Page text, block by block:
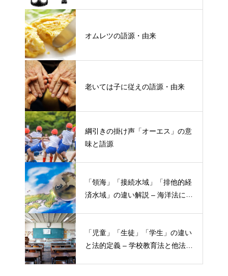
オムレツの語源・由来
老いては子に従えの語源・由来
綱引きの掛け声「オーエス」の意
味と語源
「領海」「接続水域」「排他的経
済水域」の違い解説 – 海洋法にお
「児童」「生徒」「学生」の違い
と法的定義 – 学校教育法と他法律